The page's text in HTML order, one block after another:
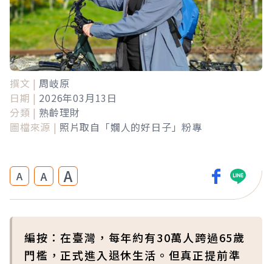
撰文 | 周岐原
日期 | 2026年03月13日
分類 | 熟齡理財
圖檔來源 | 照片取自「嫺人的好日子」粉專
A A A
編按：在臺灣，每年約有30萬人跨過65歲
門檻，正式進入退休生活。但真正提前準